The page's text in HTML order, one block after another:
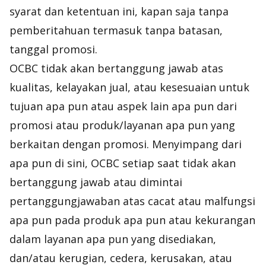
syarat dan ketentuan ini, kapan saja tanpa
pemberitahuan termasuk tanpa batasan,
tanggal promosi.
OCBC tidak akan bertanggung jawab atas
kualitas, kelayakan jual, atau kesesuaian untuk
tujuan apa pun atau aspek lain apa pun dari
promosi atau produk/layanan apa pun yang
berkaitan dengan promosi. Menyimpang dari
apa pun di sini, OCBC setiap saat tidak akan
bertanggung jawab atau dimintai
pertanggungjawaban atas cacat atau malfungsi
apa pun pada produk apa pun atau kekurangan
dalam layanan apa pun yang disediakan,
dan/atau kerugian, cedera, kerusakan, atau